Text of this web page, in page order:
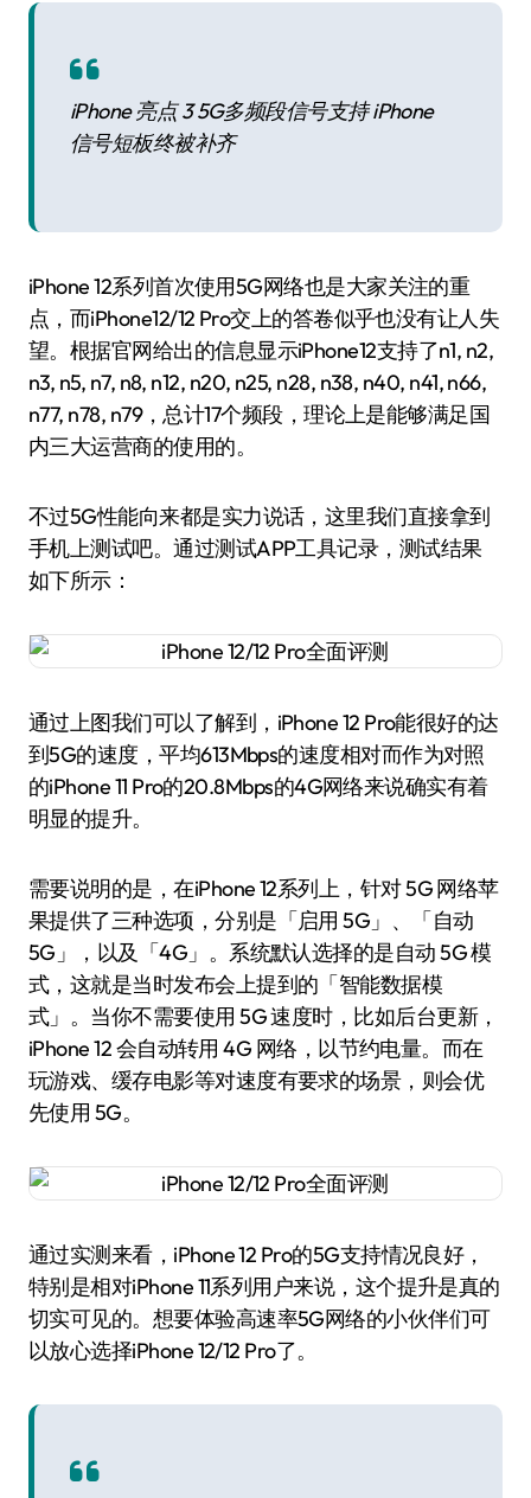
iPhone 亮点 3 5G多频段信号支持 iPhone
信号短板终被补齐
iPhone 12系列首次使用5G网络也是大家关注的重
点，而iPhone12/12 Pro交上的答卷似乎也没有让人失
望。根据官网给出的信息显示iPhone12支持了n1, n2,
n3, n5, n7, n8, n12, n20, n25, n28, n38, n40, n41, n66,
n77, n78, n79，总计17个频段，理论上是能够满足国
内三大运营商的使用的。
不过5G性能向来都是实力说话，这里我们直接拿到
手机上测试吧。通过测试APP工具记录，测试结果
如下所示：
通过上图我们可以了解到，iPhone 12 Pro能很好的达
到5G的速度，平均613Mbps的速度相对而作为对照
的iPhone 11 Pro的20.8Mbps的4G网络来说确实有着
明显的提升。
需要说明的是，在iPhone 12系列上，针对 5G 网络苹
果提供了三种选项，分别是「启用 5G」、「自动
5G」，以及「4G」。系统默认选择的是自动 5G 模
式，这就是当时发布会上提到的「智能数据模
式」。当你不需要使用 5G 速度时，比如后台更新，
iPhone 12 会自动转用 4G 网络，以节约电量。而在
玩游戏、缓存电影等对速度有要求的场景，则会优
先使用 5G。
通过实测来看，iPhone 12 Pro的5G支持情况良好，
特别是相对iPhone 11系列用户来说，这个提升是真的
切实可见的。想要体验高速率5G网络的小伙伴们可
以放心选择iPhone 12/12 Pro了。